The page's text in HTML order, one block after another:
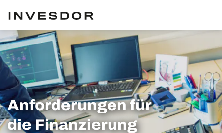
Anforderungen für
die Finanzierung